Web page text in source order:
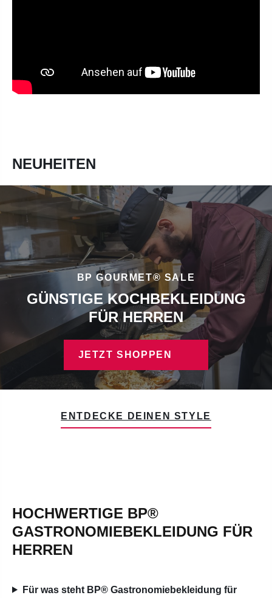
NEUHEITEN
ENTDECKE DEINEN STYLE
BP GOURMET® SALE
GÜNSTIGE KOCHBEKLEIDUNG
FÜR HERREN
JETZT SHOPPEN
HOCHWERTIGE BP®
GASTRONOMIEBEKLEIDUNG FÜR
HERREN
Für was steht BP® Gastronomiebekleidung für